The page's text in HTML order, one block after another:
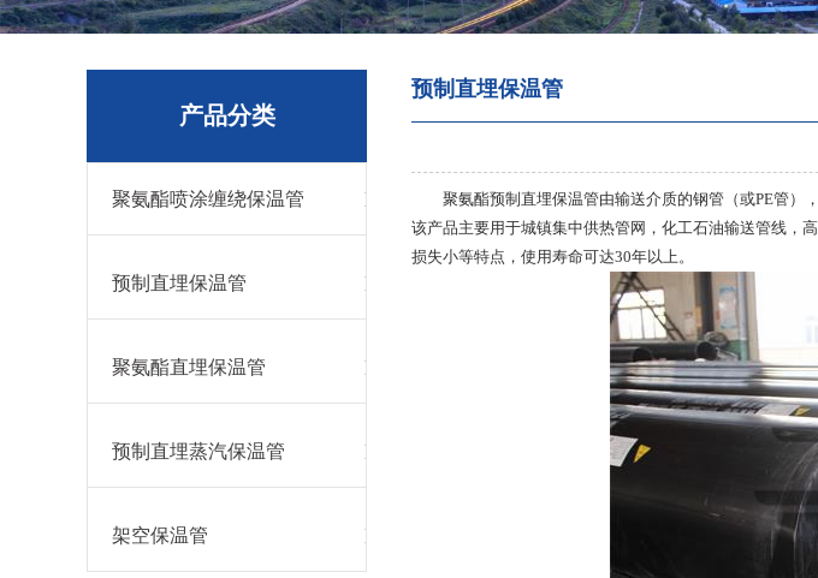
预制直埋保温管
聚氨酯预制直埋保温管由输送介质的钢管（或PE管）
该产品主要用于城镇集中供热管网，化工石油输送管线，
损失小等特点，使用寿命可达30年以上。
产品分类
聚氨酯喷涂缠绕保温管
预制直埋保温管
聚氨酯直埋保温管
预制直埋蒸汽保温管
架空保温管